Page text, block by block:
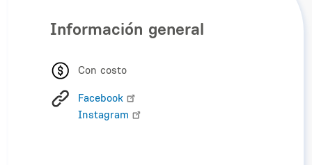
Información general
Con costo
Facebook
Instagram